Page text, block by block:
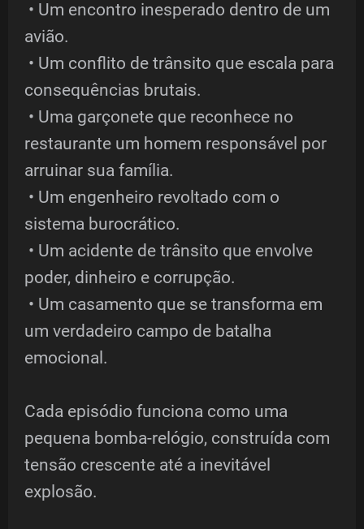
• Um encontro inesperado dentro de um
avião.
• Um conflito de trânsito que escala para
consequências brutais.
• Uma garçonete que reconhece no
restaurante um homem responsável por
arruinar sua família.
• Um engenheiro revoltado com o
sistema burocrático.
• Um acidente de trânsito que envolve
poder, dinheiro e corrupção.
• Um casamento que se transforma em
um verdadeiro campo de batalha
emocional.
Cada episódio funciona como uma
pequena bomba-relógio, construída com
tensão crescente até a inevitável
explosão.